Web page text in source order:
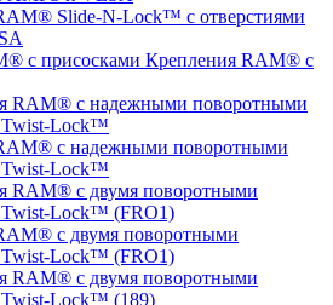
Slide-N-Lock™ с отверстиями
Крепления RAM® с
с надежными поворотными
Twist-Lock™
с двумя поворотными
Twist-Lock™ (FRO1)